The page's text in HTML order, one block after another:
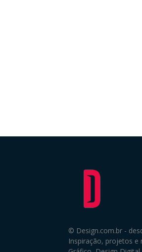
© Design.com.br -
Inspiração, projetos e